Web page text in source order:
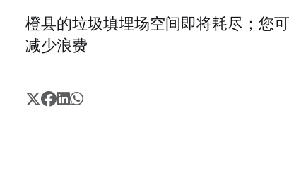
橙县的垃圾填埋场空间即将耗尽；您
减少浪费